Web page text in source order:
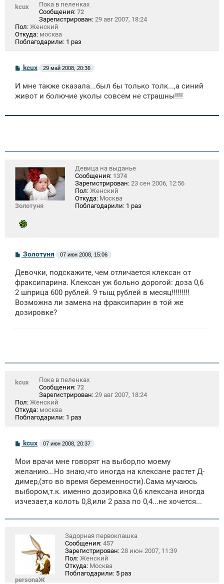
kcux
Пока в пеленках
Сообщения: 72
Зарегистрирован: 29 авг 2007, 18:24
Пол: Женский
Откуда: москва
Поблагодарили: 1 раз
С
б
щ
и
kcux 29 май 2008, 20:36
И мне также сказала...был бы только толк...,а синий
живот и болючие уколы совсем не страшны!!!!
Золотуня
Девица на выданье
Сообщения: 1374
Зарегистрирован: 23 сен 2006, 12:56
Пол: Женский
Откуда: Москва
Поблагодарили: 1 раз
С
б
щ
е
н
и
Золотуня 07 июн 2008, 15:06
Девочки, подскажите, чем отличается клексан от
фраксипарина. Клексан уж больно дорогой: доза 0,6
2 шприца 600 рублей. 9 тыщ рублей в месяц!!!!!!!!!
Возможна ли замена на фраксипарин в той же
дозировке?
kcux
Пока в пеленках
Сообщения: 72
Зарегистрирован: 29 авг 2007, 18:24
Пол: Женский
Откуда: москва
Поблагодарили: 1 раз
С
о
б
щ
н
и
kcux 07 июн 2008, 20:37
Мои врачи мне говорят на выбор,по моему
желанию...Но знаю,что иногда на клексане растет Д-
димер,(это во время беременности).Сама мучаюсь
выбором,т.к. именно дозировка 0,6 клексана иногда
изчезает,а колоть 0,8,или 2 раза по 0,4...не хочется...
personaЖ
Задорная первоклашка
Сообщения: 457
Зарегистрирован: 28 июн 2007, 11:39
Пол: Женский
Откуда: Москва
Поблагодарили: 5 раз